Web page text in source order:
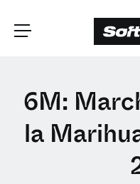
ELIGE TU
6M:
la